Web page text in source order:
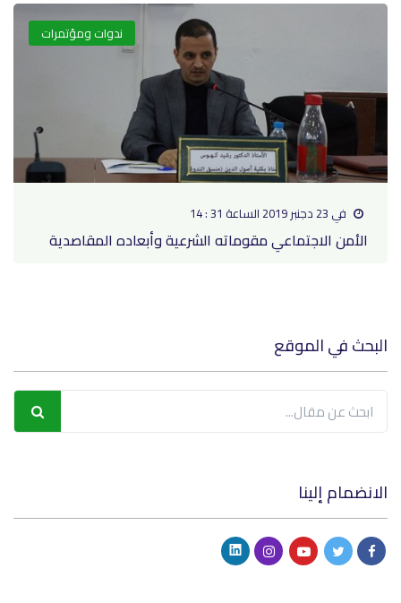
ندوات ومؤتمرات
في 23 دجنبر 2019 الساعة 31 : 14
الأمن الاجتماعي مقوماته الشرعية وأبعاده المقاصدية
البحث في الموقع
الانضمام إلينا